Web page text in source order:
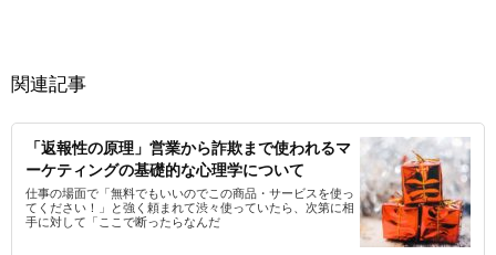
関連記事
「返報性の原理」営業から詐欺まで使われるマ
ーケティングの基礎的な心理学について
仕事の場面で「無料でもいいのでこの商品・サービスを使っ
てください！」と強く頼まれて渋々使っていたら、次第に相
手に対して「ここで断ったらなんだ